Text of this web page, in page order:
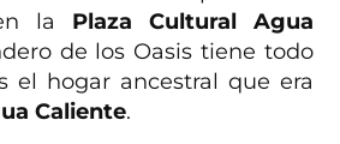
la Plaza Cultural Agua
de los Oasis tiene todo
el hogar ancestral que era
Caliente.